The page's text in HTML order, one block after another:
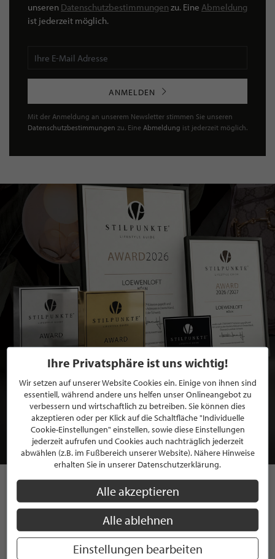
unseren Datenschutzbestimmungen zu. Eine Abmeldung
ist jederzeit möglich.
ANMELDEN
Mit der Anmeldung an unserem Newsletter stimmen Sie unseren
Datenschutzbestimmungen zu. Eine Abmeldung ist jederzeit möglich.
BEWERBEN SIE SICH FÜR EINE GRATIS
MITGLIEDSCHAFT BEI STILPUNKTE®
JETZT GRATIS BEWERBEN
STILPUNKTE AUF
INSTAGRAM
Ihre Privatsphäre ist uns wichtig!
Wir setzen auf unserer Website Cookies ein. Einige von ihnen sind
essentiell, während andere uns helfen unser Onlineangebot zu
verbessern und wirtschaftlich zu betreiben. Sie können dies
akzeptieren oder per Klick auf die Schaltfläche "Individuelle
Cookie-Einstellungen" einstellen, sowie diese Einstellungen
jederzeit aufrufen und Cookies auch nachträglich jederzeit
abwählen (z.B. im Fußbereich unserer Website). Nähere Hinweise
erhalten Sie in unserer Datenschutzerklärung.
Alle akzeptieren
Alle ablehnen
Einstellungen bearbeiten